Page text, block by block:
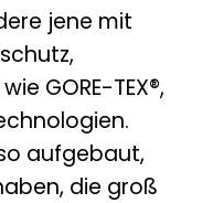
jene mit
GORE-TEX®,
aufgebaut,
die groß